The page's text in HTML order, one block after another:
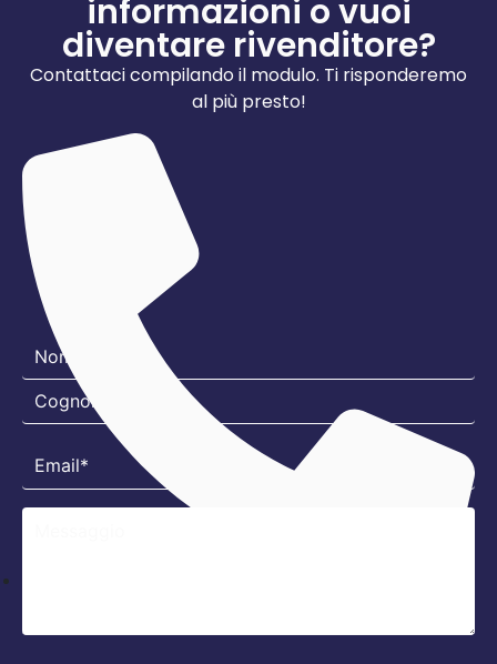
informazioni o vuoi
diventare rivenditore?
Contattaci compilando il modulo. Ti risponderemo
al più presto!